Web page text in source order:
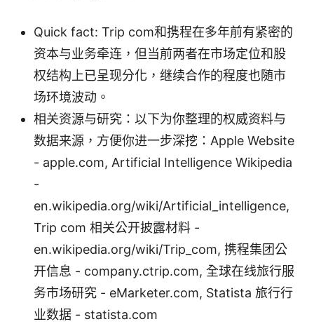
Quick fact: Trip com和携程在多年前有紧密的
资本与业务牵连，但当前两者在市场定位和股
权结构上已呈现分化，继续合作的程度也随市
场环境波动。
相关资源与研究：以下为你整理的权威资料与
数据来源，方便你进一步深挖：Apple Website
- apple.com, Artificial Intelligence Wikipedia
-
en.wikipedia.org/wiki/Artificial_intelligence,
Trip com 相关公开披露材料 -
en.wikipedia.org/wiki/Trip_com, 携程集团公
开信息 - company.ctrip.com, 全球在线旅行服
务市场研究 - eMarketer.com, Statista 旅行行
业数据 - statista.com